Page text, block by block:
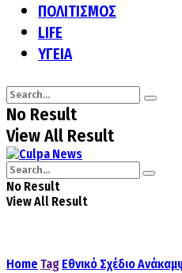
ΠΟΛΙΤΙΣΜΟΣ
LIFE
ΥΓΕΙΑ
No Result
View All Result
No Result
View All Result
Home Tag Εθνικό Σχέδιο